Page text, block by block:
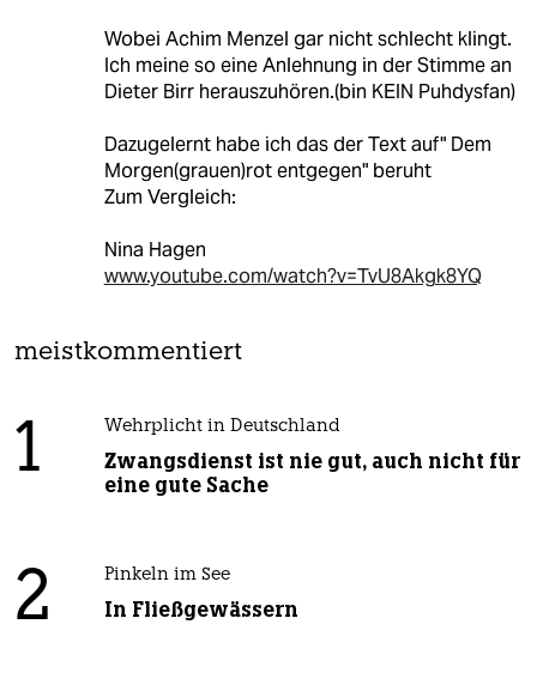
Wobei Achim Menzel gar nicht schlecht klingt.
Ich meine so eine Anlehnung in der Stimme an
Dieter Birr herauszuhören.(bin KEIN Puhdysfan)
Dazugelernt habe ich das der Text auf" Dem
Morgen(grauen)rot entgegen" beruht
Zum Vergleich:
Nina Hagen
www.youtube.com/watch?v=TvU8Akgk8YQ
meistkommentiert
1 Wehrplicht in Deutschland
Zwangsdienst ist nie gut, auch nicht für
eine gute Sache
2 Pinkeln im See
In Fließgewässern